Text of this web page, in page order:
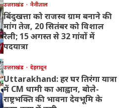
उत्तराखंड नैनीताल
बिंदुखत्ता को राजस्व ग्राम बनाने की
मांग तेज, 20 सितंबर को विशाल
रैली; 15 अगस्त से 32 गांवों में
पदयात्रा
उत्तराखंड देहरादून
Uttarakhand: हर घर तिरंगा यात्रा
में CM धामी का आह्वान, बोले-
राष्ट्रभक्ति की भावना देवभूमि के